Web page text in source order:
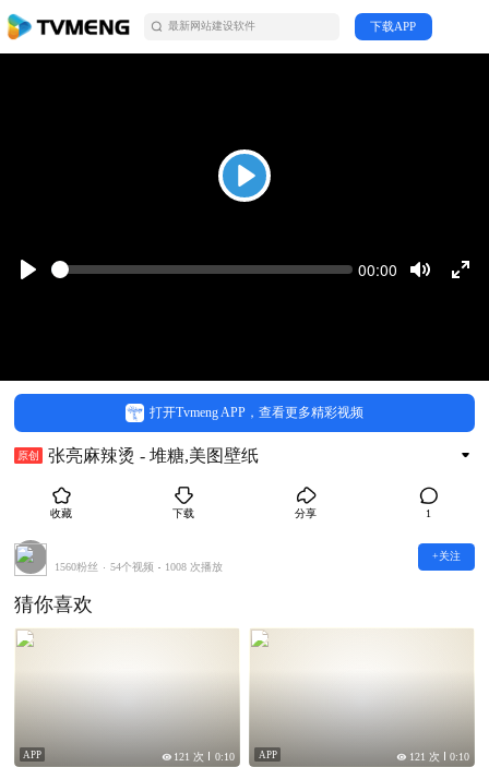
最新网站建设软件
搜寻搜索
下载APP
Play
Seek Current
00:00
去购买
打开Tvmeng APP，查看更多精彩视频
原创 张亮麻辣烫 - 堆糖,美图壁纸
发布时间：2023-12-14
本文仅代表作者观点，不代表Tvmeng立场
本文系作者授权Tvmeng发表，未经许可，不得转载
收藏 下载 分享 1
1560粉丝 54个视频 1008 次播放
+关注
猜你喜欢
APP 121 次 0:10 APP 121 次 0:10